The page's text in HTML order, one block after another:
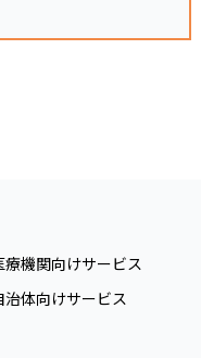
療機関向けサービス
治体向けサービス